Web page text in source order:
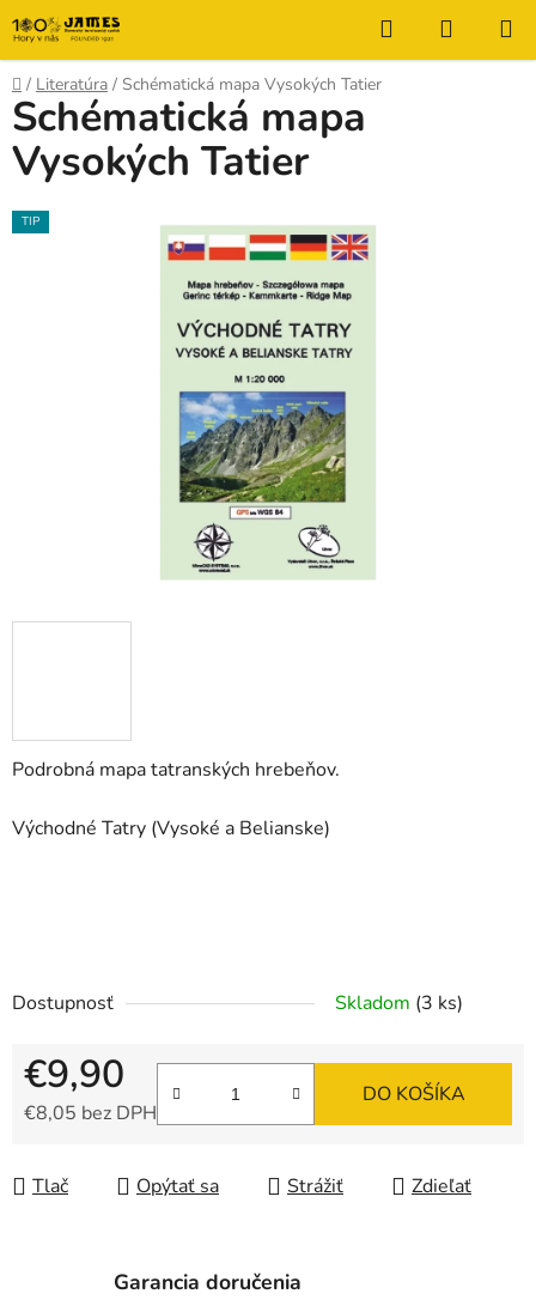
Prejsť
na
obsah
Hľadať
KOŠÍK
Domov
/ Literatúra / Schématická mapa Vysokých Tatier
Podrobná mapa tatranských hrebeňov.
Východné Tatry (Vysoké a Belianske)
Dostupnosť Skladom (3 ks)
€9,90
€8,05 bez DPH
DO KOŠÍKA
Tlač Opýtať sa Strážiť Zdieľať
Schématická mapa
Vysokých Tatier
TIP
Garancia doručenia